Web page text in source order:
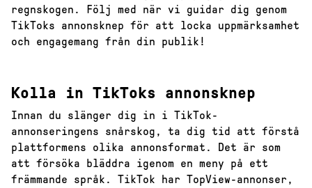
regnskogen. Följ med när vi guidar dig genom
TikToks annonsknep för att locka uppmärksamhet
och engagemang från din publik!
Kolla in TikToks annonsknep
Innan du slänger dig in i TikTok-
annonseringens snårskog, ta dig tid att förstå
plattformens olika annonsformat. Det är som
att försöka bläddra igenom en meny på ett
främmande språk. TikTok har TopView-annonser,